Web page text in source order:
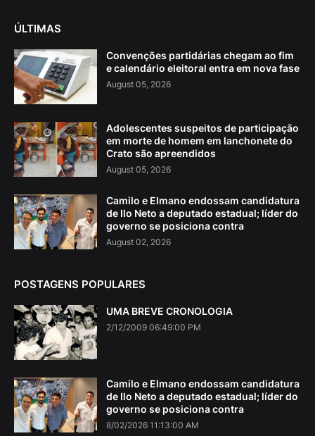
ÚLTIMAS
Convenções partidárias chegam ao fim
e calendário eleitoral entra em nova fase
August 05, 2026
Adolescentes suspeitos de participação
em morte de homem em lanchonete do
Crato são apreendidos
August 05, 2026
Camilo e Elmano endossam candidatura
de Ilo Neto a deputado estadual; líder do
governo se posiciona contra
August 02, 2026
POSTAGENS POPULARES
UMA BREVE CRONOLOGIA
2/12/2009 06:49:00 PM
Camilo e Elmano endossam candidatura
de Ilo Neto a deputado estadual; líder do
governo se posiciona contra
8/02/2026 11:13:00 AM